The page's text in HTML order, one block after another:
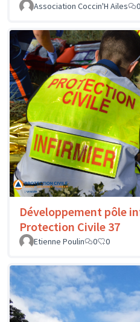
Association Coccin'H Ailes 0
Développement pôle
Protection Civile 37
Etienne Poulin
0 0